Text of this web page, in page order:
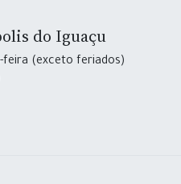
do Iguaçu
feira (exceto feriados)